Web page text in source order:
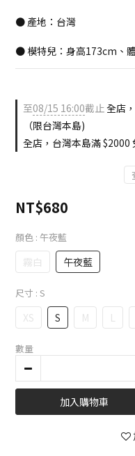
● 產地：台灣
● 模特兒：身高173cm、
至08/15 16:00截止全店
（限台灣本島)
全店，台灣本島滿 $2000
NT$680
顏色 : 午夜藍
霧白 午夜藍
尺寸 : S
XS S M L
數量
加入購物車